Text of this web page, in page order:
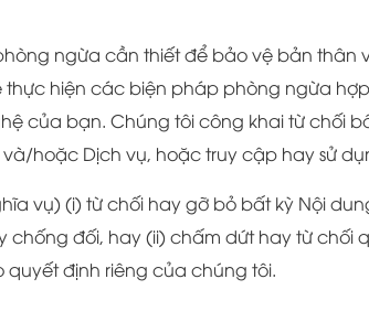
ngừa cần thiết để bảo vệ bản thân
hiện các biện pháp phòng ngừa
của bạn. Chúng tôi công khai từ chối
hoặc Dịch vụ, hoặc truy cập hay sử
vụ) (i) từ chối hay gỡ bỏ bất kỳ Nội
đối, hay (ii) chấm dứt hay từ chối
định riêng của chúng tôi.